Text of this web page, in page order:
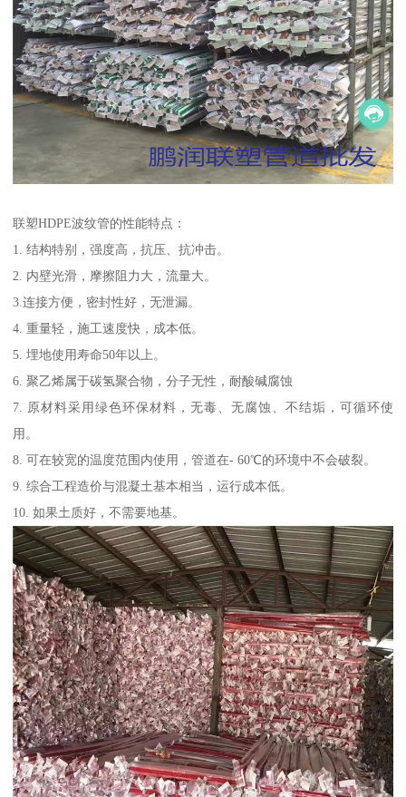
联塑HDPE波纹管的性能特点：
1. 结构特别，强度高，抗压、抗冲击。
2. 内壁光滑，摩擦阻力大，流量大。
3.连接方便，密封性好，无泄漏。
4. 重量轻，施工速度快，成本低。
5. 埋地使用寿命50年以上。
6. 聚乙烯属于碳氢聚合物，分子无性，耐酸碱腐蚀
7. 原材料采用绿色环保材料，无毒、无腐蚀、不结垢，可循环使
用。
8. 可在较宽的温度范围内使用，管道在- 60℃的环境中不会破裂。
9. 综合工程造价与混凝土基本相当，运行成本低。
10. 如果土质好，不需要地基。